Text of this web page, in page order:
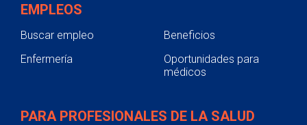
EMPLEOS
Buscar empleo
Beneficios
Enfermería
Oportunidades para
médicos
PARA PROFESIONALES DE LA SALUD